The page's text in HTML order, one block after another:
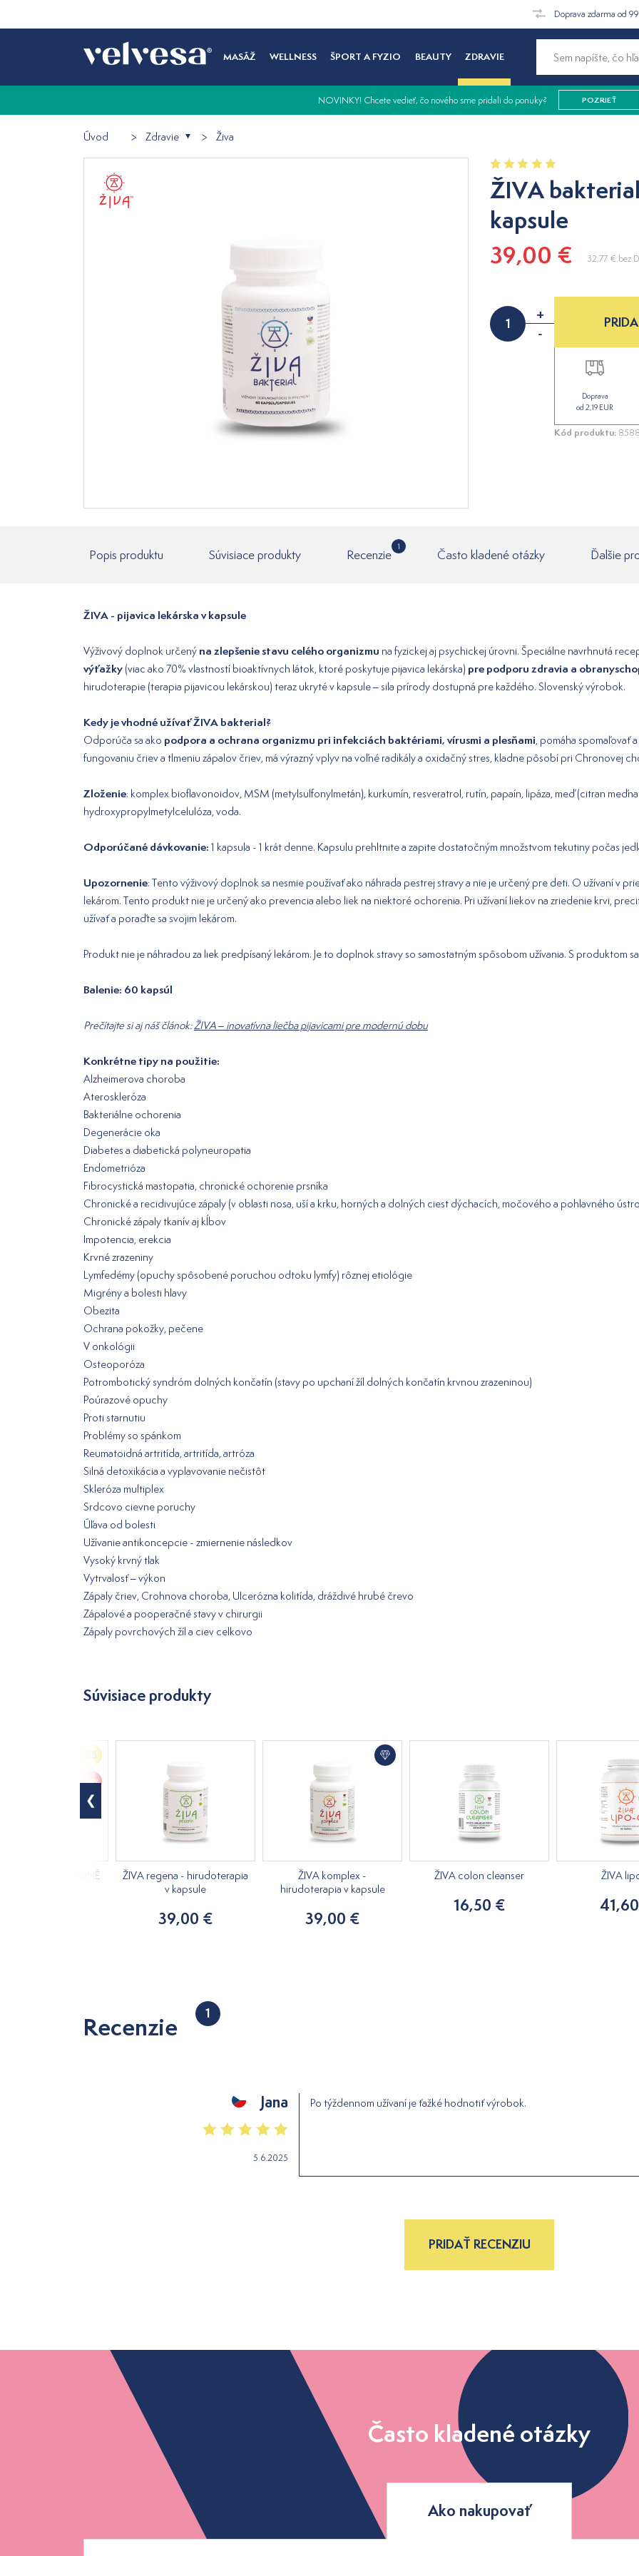
Doprava zdarma od
MASÁŽ WELLNESS ŠPORT A FYZIO BEAUTY ZDRAVIE
NOVINKY! Chcete vedieť, čo nového sme pridali do ponuky? POZRIEŤ
Úvod Zdravie Živa
ŽIVA
kapsule
39,00 €
32,77 € bez
+
-
Doprava
od 2,19 EUR
Kód produktu:
Popis produktu Súvisiace produkty Recenzie
1
Často kladené otázky Ďalšie
ŽIVA - pijavica lekárska v kapsule
Výživový doplnok určený na zlepšenie stavu celého organizmu na fyzickej aj psychickej úrovni. Špeciálne navrhnutá
výťažky (viac ako 70% vlastností bioaktívnych látok, ktoré poskytuje pijavica lekárska) pre podporu zdravia a
hirudoterapie (terapia pijavicou lekárskou) teraz ukryté v kapsule – sila prírody dostupná pre každého. Slovenský výrobok.
Kedy je vhodné užívať ŽIVA bakterial?
Odporúča sa ako podpora a ochrana organizmu pri infekciách baktériami, vírusmi a plesňami, pomáha spomaľovať
fungovaniu čriev a tlmeniu zápalov čriev, má výrazný vplyv na voľné radikály a oxidačný stres, kladne pôsobí pri Chronovej
Zloženie: komplex bioflavonoidov, MSM (metylsulfonylmetán), kurkumín, resveratrol, rutín, papaín, lipáza, meď (citran
hydroxypropylmetylcelulóza, voda.
Odporúčané dávkovanie: 1 kapsula - 1 krát denne. Kapsulu prehltnite a zapite dostatočným množstvom tekutiny počas
Upozornenie: Tento výživový doplnok sa nesmie používať ako náhrada pestrej stravy a nie je určený pre deti. O užívaní v
lekárom. Tento produkt nie je určený ako prevencia alebo liek na niektoré ochorenia. Pri užívaní liekov na zriedenie krvi,
užívať a poraďte sa svojim lekárom.
Produkt nie je náhradou za liek predpísaný lekárom. Je to doplnok stravy so samostatným spôsobom užívania. S produktom
Balenie: 60 kapsúl
Prečítajte si aj náš článok:ŽIVA – inovatívna liečba pijavicami pre modernú dobu
Konkrétne tipy na použitie:
Alzheimerova choroba
Ateroskleróza
Bakteriálne ochorenia
Degenerácie oka
Diabetes a diabetická polyneuropatia
Endometrióza
Fibrocystická mastopatia, chronické ochorenie prsníka
Chronické a recidivujúce zápaly (v oblasti nosa, uší a krku, horných a dolných ciest dýchacích, močového a pohlavného
Chronické zápaly tkanív aj kĺbov
Impotencia, erekcia
Krvné zrazeniny
Lymfedémy (opuchy spôsobené poruchou odtoku lymfy) rôznej etiológie
Migrény a bolesti hlavy
Obezita
Ochrana pokožky, pečene
V onkológii
Osteoporóza
Potrombotický syndróm dolných končatín (stavy po upchaní žíl dolných končatín krvnou zrazeninou)
Poúrazové opuchy
Proti starnutiu
Problémy so spánkom
Reumatoidná artritída, artritída, artróza
Silná detoxikácia a vyplavovanie nečistôt
Skleróza multiplex
Srdcovo cievne poruchy
Úľava od bolesti
Užívanie antikoncepcie - zmiernenie následkov
Vysoký krvný tlak
Vytrvalosť – výkon
Zápaly čriev, Crohnova choroba, Ulcerózna kolitída, dráždivé hrubé črevo
Zápalové a pooperačné stavy v chirurgii
Zápaly povrchových žíl a ciev celkovo
Súvisiace produkty
-10%
5ks VÝHODNÉ
ŽIVA regena - hirudoterapia
v kapsule
39,00 €
ŽIVA komplex -
hirudoterapia v kapsule
39,00 €
ŽIVA colon cleanser
16,50 €
ŽIVA
Recenzie 1
Jana
5.6.2025
Po týždennom užívaní je ťažké hodnotiť výrobok.
PRIDAŤ RECENZIU
Často kladené otázky
Ako nakupovať